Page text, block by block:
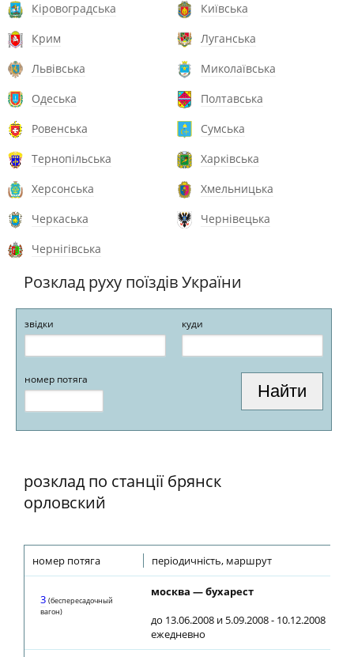
Кіровоградська
Київська
Крим
Луганська
Львівська
Миколаївська
Одеська
Полтавська
Ровенська
Сумська
Тернопільська
Харківська
Херсонська
Хмельницька
Черкаська
Чернівецька
Чернігівська
Розклад руху поїздів України
звідки куди
номер потяга
розклад по станції брянск
орловский
номер потяга періодичність, маршрут
3 (беспересадочный
вагон)
москва — бухарест
до 13.06.2008 и 5.09.2008 - 10.12.2008
ежедневно